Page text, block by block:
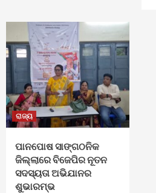
ରାଜ୍ୟ
ପାନପୋଷ ସାଙ୍ଗଠନିକ
ଜିଲ୍ଲାରେ ବିଜେପିର ନୂତନ
ସଦସ୍ୟତା ଅଭିଯାନର
ଶୁଭାରମ୍ଭ